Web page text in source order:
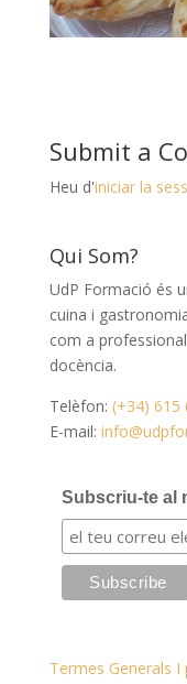
Submit a
Heu d'iniciar la
Qui Som?
UdP Formació és
cuina i
com a
docència.
Telèfon: (+34) 615
E-mail:
Subscriu-te al
Termes Generals